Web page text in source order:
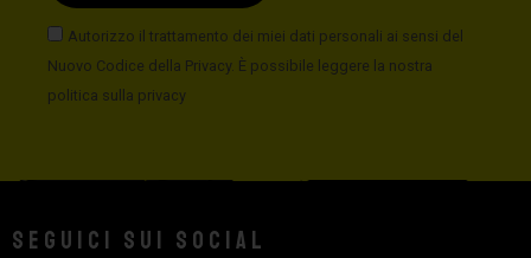
Autorizzo il trattamento dei miei dati personali ai sensi del
Nuovo Codice della Privacy. È possibile leggere la nostra
politica sulla privacy
Seguici sui social